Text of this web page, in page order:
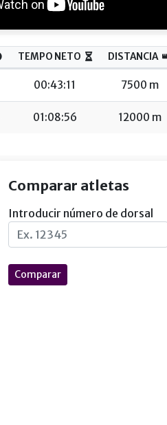
TEMPO NETO DISTANCIA
00:43:11 7500 m
01:08:56 12000 m
Comparar atletas
Introducir número de dorsal
Comparar